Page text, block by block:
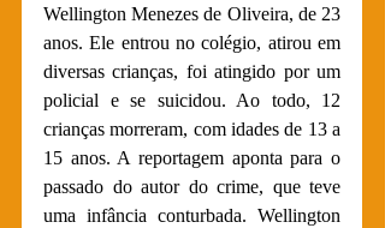
Wellington Menezes de Oliveira, de 23
anos. Ele entrou no colégio, atirou em
diversas crianças, foi atingido por um
policial e se suicidou. Ao todo, 12
crianças morreram, com idades de 13 a
15 anos. A reportagem aponta para o
passado do autor do crime, que teve
uma infância conturbada. Wellington